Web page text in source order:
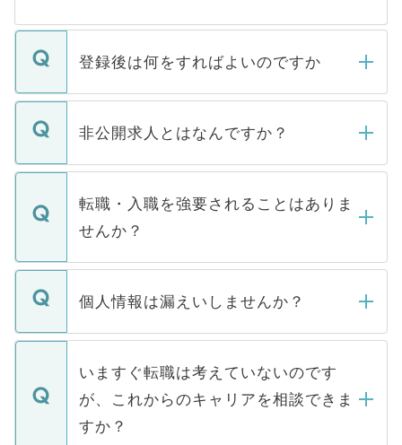
登録後は何をすればよいのですか
ご登録いただきましたら、弊社担当者がご
登録内容を確認し、その後メールもしくは
ます。通常、5営業日以内にはご連絡をせて
いただきますので、しばらくお待ちくださ
い。
非公開求人とはなんですか？
マイナビDOCTORで取り扱っている求人の
うち約3割は、Webサイトからご覧いただ
けない「非公開求人」です。非公開求人は
下記の理由によって、一般には公開してい
ません。
■応募殺到を避けるため 人気のある医療機
関を公にしてしまうと、応募が殺到する場
に、医療機関が求める条件に合った人材の
みを人材紹介会社に依頼するケースが増え
ています。
転職・入職を強要されることはありま
せんか？
転職・入職を強要することは一切ありませ
ん。また、仮に応募先から内定をいただい
定を承諾する必要はありません。内定先へ
の辞退の連絡はキャリアパートナーが行い
ますので、ご安心ください。
個人情報は漏えいしませんか？
個人情報が漏えいすることはありませんの
で、ご安心ください。当サイトからの登録
などで収集したご登録者様の個人情報は、
ご本人のキャリアアップおよび転職活動の
支援を目的に使用いたします。お預かりし
いますぐ転職は考えていないのです
が、これからのキャリアを相談できま
すか？